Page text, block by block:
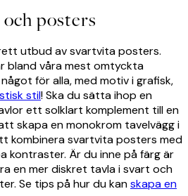
posters
utbud av svartvita posters.
bland våra mest omtyckta
för alla, med motiv i grafisk,
stil! Ska du sätta ihop en
ett solklart komplement till en
skapa en monokrom tavelvägg i
kombinera svartvita posters med
kontraster. Är du inne på färg är
en mer diskret tavla i svart och
Se tips på hur du kanskapa en